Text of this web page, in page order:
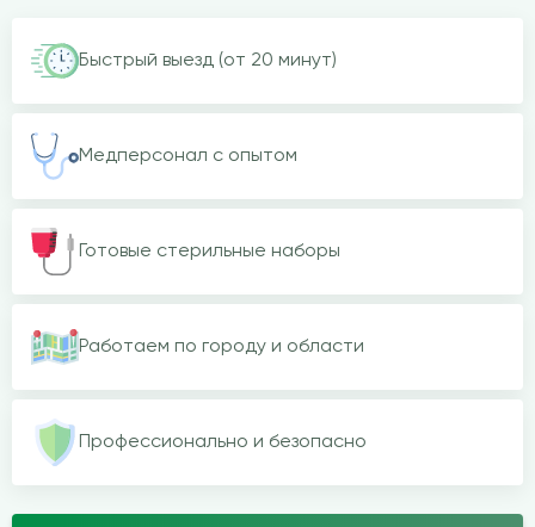
Быстрый выезд (от 20 минут)
Медперсонал с опытом
Готовые стерильные наборы
Работаем по городу и области
Профессионально и безопасно